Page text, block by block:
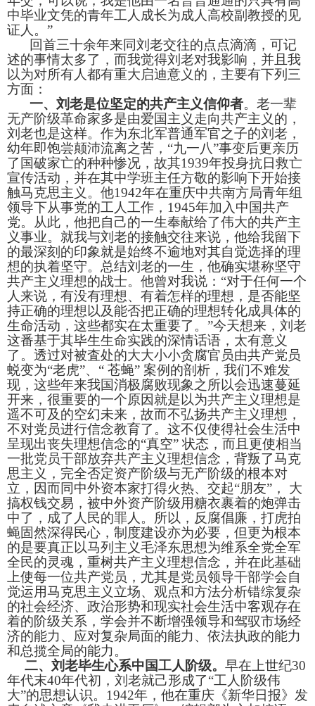
中毕业文凭的青年工人成长为成人高校副教授的见
证人。 ”
回首三十余年来同刘老交往的点点滴滴，可记
述的事情太多了，而我觉得刘老对我影响，并且我
以为对所有人都有重大启迪意义的，主要有下列三
方面：
一、刘老是位坚定的共产主义信仰者。老一辈
无产阶级革命家多是由爱国主义走向共产主义的，
刘老也是这样。作为东北军普通军官之子的刘老，
幼年即饱尝颠沛流离之苦，“九一八”事变后更亲历
了国破家亡的种种惨况，故其1939年投身抗日救亡
宣传活动，并在其中学班主任方敬的影响下开始接
触马克思主义。他1942年在重庆中共南方局青年组
领导下从事党的工人工作， 1945年加入中国共产
党。从此，他把自己的一生奉献给了伟大的共产主
义事业。就我与刘老的接触交往来说，他给我留下
的最深刻的印象就是始终不逾地对其自觉选择的理
想的执着坚守。总结刘老的一生，他确实堪称坚守
共产主义理想的战士。他曾对我说：“对于任何一个
人来说，有没有理想、有着怎样的理想，是否能坚
持正确的理想以及能否把正确的理想转化成具体的
生命活动，这些都实在太重要了。”今天想来，刘老
这番基于其毕生生命实践的深情话语，太有意义
了。透过对被査处的大大小小贪腐官员由共产党员
蜕变为“老虎”、“ 苍蝇” 案例的剖析，我们不难发
现，这些年来我国消极腐败现象之所以会迅速蔓延
开来，很重要的一个原因就是以为共产主义理想是
遥不可及的空幻未来，故而不弘扬共产主义理想，
不对党员进行信念教育了。这不仅使得社会生活中
呈现出丧失理想信念的“真空” 状态，而且更使相当
一批党员干部放弃共产主义理想信念，背叛了马克
思主义，完全否定资产阶级与无产阶级的根本对
立，因而同中外资本家打得火热、交起“朋友”，
大
搞权钱交易，被中外资产阶级用糖衣裹着的炮弹击
中了，成了人民的罪人。所以，反腐倡廉，打虎拍
蝇固然深得民心，制度建设亦为必要，但更为根本
的是要真正以马列主义毛泽东思想为维系全党全军
全民的灵魂，重树共产主义理想信念，并在此基础
上使每一位共产党员，尤其是党员领导干部学会自
觉运用马克思主义立场、观点和方法分析错综复杂
的社会经济、政治形势和现实社会生活中客观存在
着的阶级关系，学会并不断增强领导和驾驭市场经
济的能力、应对复杂局面的能力、依法执政的能力
和总揽全局的能力。
二、刘老毕生心系中国工人阶级。 早在上世纪30
年代末40年代初，刘老就己形成了“工人阶级伟
大”的思想认识。 1942年，他在重庆《新华日报》发